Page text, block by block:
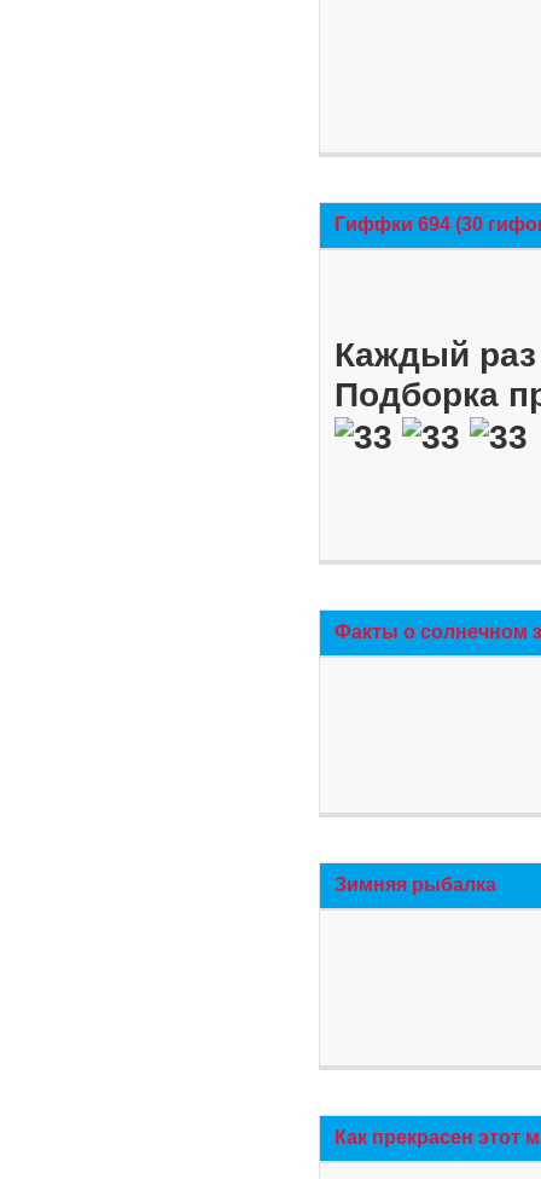
Гиффки 694 (30
Каждый
Подборка
Факты о солнечном
Зимняя рыбалка
Как прекрасен этот